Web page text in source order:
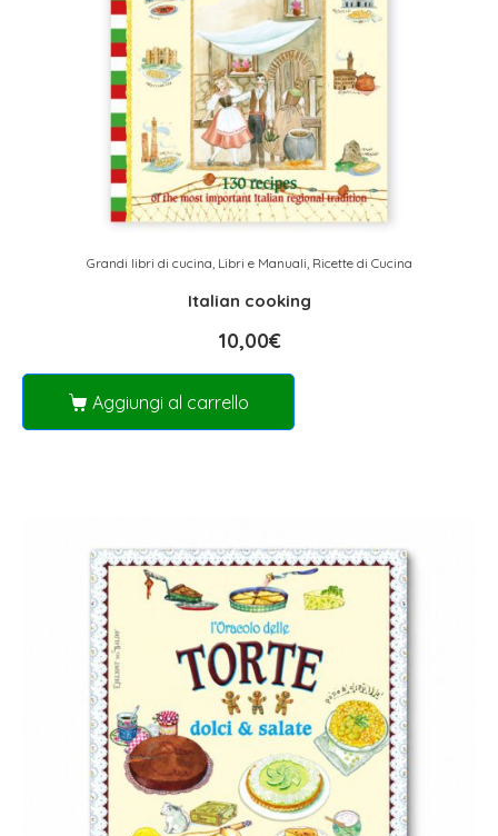
Grandi libri di cucina, Libri e Manuali, Ricette di Cucina
Italian cooking
10,00€
Aggiungi al carrello